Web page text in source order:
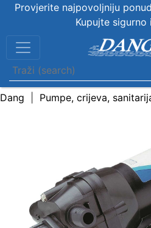
Provjerite najpovoljniju
Kupujte sigurno
Dang Pumpe, crijeva,